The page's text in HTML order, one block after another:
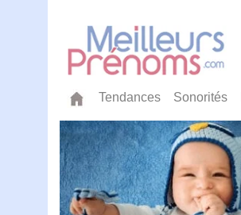
Tendances Sonorités